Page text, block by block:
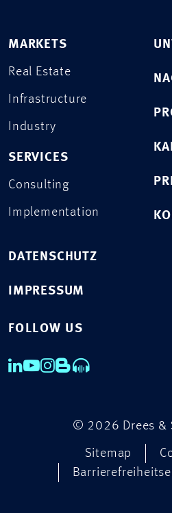
MARKETS
Real Estate
Infrastructure
Industry
SERVICES
Consulting
Implementation
DATENSCHUTZ
IMPRESSUM
FOLLOW US
© 2026 Drees &
Sitemap